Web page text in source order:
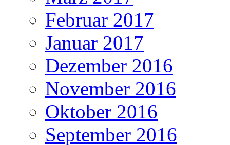
Februar 2017
Januar 2017
Dezember 2016
November 2016
Oktober 2016
September 2016